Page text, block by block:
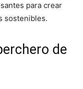
para crear
sostenibles.
de